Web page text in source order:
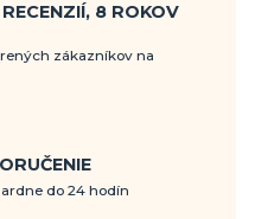
8 ROKOV
zákazníkov na
do 24 hodín